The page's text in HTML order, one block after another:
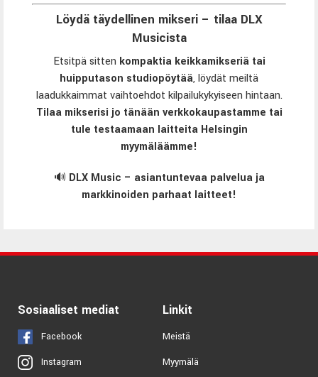
Löydä täydellinen mikseri – tilaa DLX
Musicista
Etsitpä sitten kompaktia keikkamikseriä tai
huipputason studiopöytää, löydät meiltä
laadukkaimmat vaihtoehdot kilpailukykyiseen hintaan.
Tilaa mikserisi jo tänään verkkokaupastamme tai
tule testaamaan laitteita Helsingin
myymäläämme!
🔊 DLX Music – asiantuntevaa palvelua ja
markkinoiden parhaat laitteet!
Sosiaaliset mediat
Facebook
Instagram
Linkit
Meistä
Myymälä